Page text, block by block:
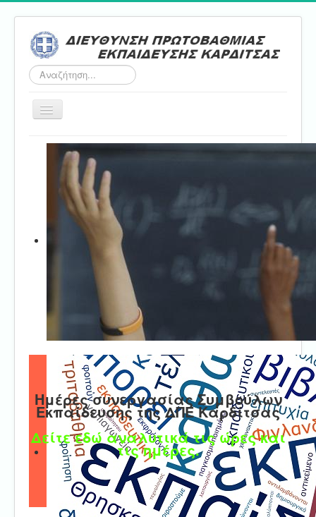
Αναζήτηση...
Εναλλαγή
Αρχική
Τμήμα Α'
Τμήμα Β'
Επικοινωνία
Ημέρες συνεργασίας Συμβούλων
Εκπαίδευσης της ΔΠΕ Καρδίτσας
Δείτε εδώ αναλυτικά τις ώρες και
τις ημέρες.